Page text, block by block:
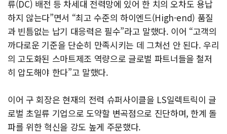
류(DC) 배전 등 차세대 전력망에 있어 한 치의 오차도 용납
하지 않는다”면서 “최고 수준의 하이엔드(High-end) 품질
과 빈틈없는 납기 대응력은 필수”라고 말했다. 이어 “고객의
까다로운 기준을 단순히 만족시키는 데 그쳐선 안 된다. 우리
의 고도화된 스마트제조 역량으로 글로벌 파트너들을 철저
히 압도해야 한다”고 말했다.
이어 구 회장은 현재의 전력 슈퍼사이클을 LS일렉트릭이 글
로벌 초일류 기업으로 도약할 변곡점으로 진단하며, 한계 돌
파를 위한 혁신을 강도 높게 주문했다.